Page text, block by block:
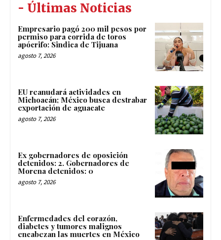
- Últimas Noticias
Empresario pagó 200 mil pesos por
permiso para corrida de toros
apócrifo: Sindica de Tijuana
agosto 7, 2026
EU reanudará actividades en
Michoacán; México busca destrabar
exportación de aguacate
agosto 7, 2026
Ex gobernadores de oposición
detenidos: 2. Gobernadores de
Morena detenidos: 0
agosto 7, 2026
Enfermedades del corazón,
diabetes y tumores malignos
encabezan las muertes en México